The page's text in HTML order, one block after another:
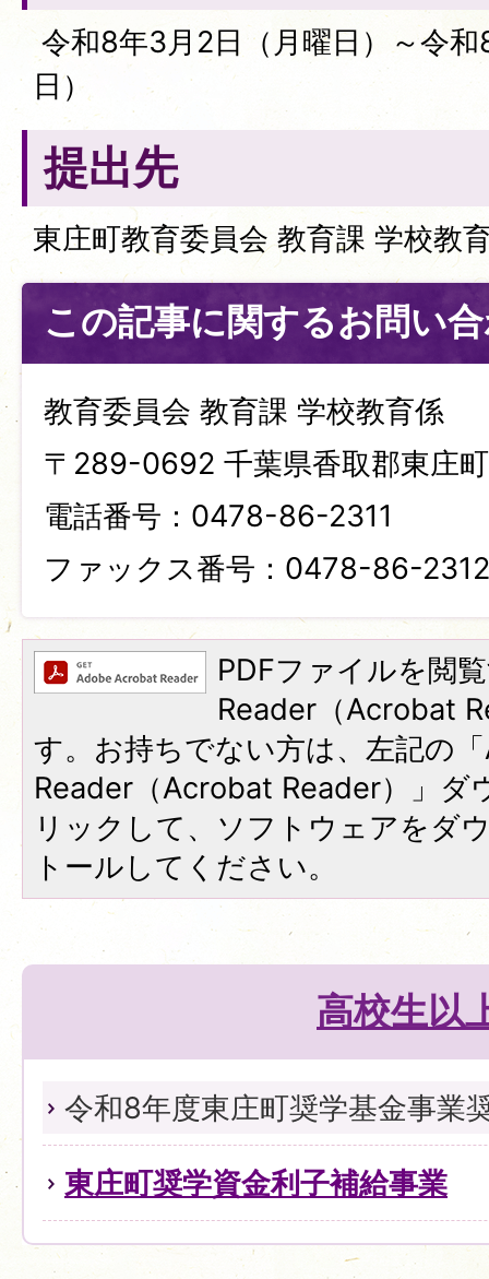
令和8年3月2日（月曜日）～令
日）
提出先
東庄町教育委員会 教育課 学校教
この記事に関するお問い
教育委員会 教育課 学校教育係
〒289-0692 千葉県香取郡東庄
電話番号：0478-86-2311
ファックス番号：0478-86-2312
PDFファイルを閲
Reader（Acrobat
す。お持ちでない方は、左記の
Reader（Acrobat Reader）」ダ
リックして、ソフトウェアをダ
トールしてください。
高校生以
令和8年度東庄町奨学基金事業
東庄町奨学資金利子補給事業